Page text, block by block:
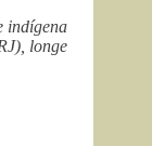
indígena
longe